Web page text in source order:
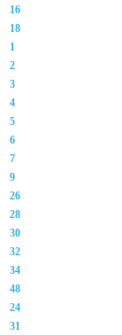
16
18
1
2
3
4
5
6
7
9
26
28
30
32
34
48
24
31